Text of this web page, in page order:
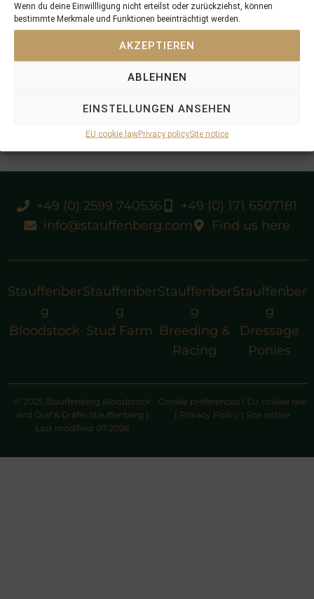
Wenn du deine Einwillligung nicht erteilst oder zurückziehst, können
bestimmte Merkmale und Funktionen beeinträchtigt werden.
AKZEPTIEREN
ABLEHNEN
EINSTELLUNGEN ANSEHEN
EU cookie lawPrivacy policySite notice
+49 (0) 2599 740536
+49 (0) 171 6507181
info@stauffenberg.com
Find us here
Stauffenber
g
Bloodstock
Stauffenber
g
Stud Farm
Stauffenber
g
Breeding &
Racing
Stauffenber
g
Dressage
Ponies
© 2025 Stauffenberg Bloodstock
and Graf & Gräfin Stauffenberg |
Last modified: 07.2026
Cookie preferences | EU cookie law
| Privacy Policy | Site notice